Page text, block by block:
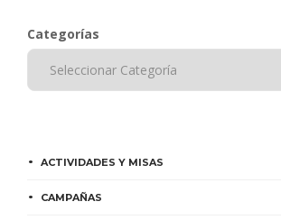
Categorías
ACTIVIDADES Y MISAS
CAMPAÑAS